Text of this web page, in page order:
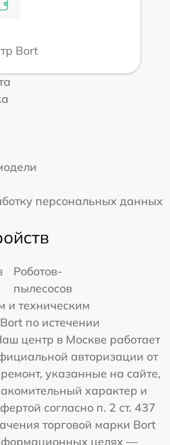
Bort
персональных данных
Роботов-
пылесосов
и техническим
по истечении
центр в Москве работает
авторизации от
указанные на сайте,
характер и
согласно п. 2 ст. 437
торговой марки Bort
целях —